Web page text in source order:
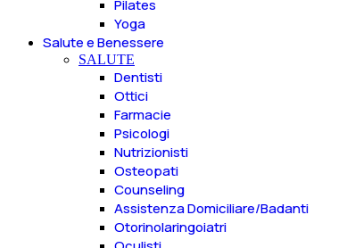
Pilates
Yoga
Salute e Benessere
SALUTE
Dentisti
Ottici
Farmacie
Psicologi
Nutrizionisti
Osteopati
Counseling
Assistenza Domiciliare/Badanti
Otorinolaringoiatri